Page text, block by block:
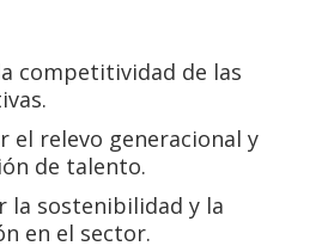
competitividad de las
el relevo generacional y
de talento.
la sostenibilidad y la
en el sector.